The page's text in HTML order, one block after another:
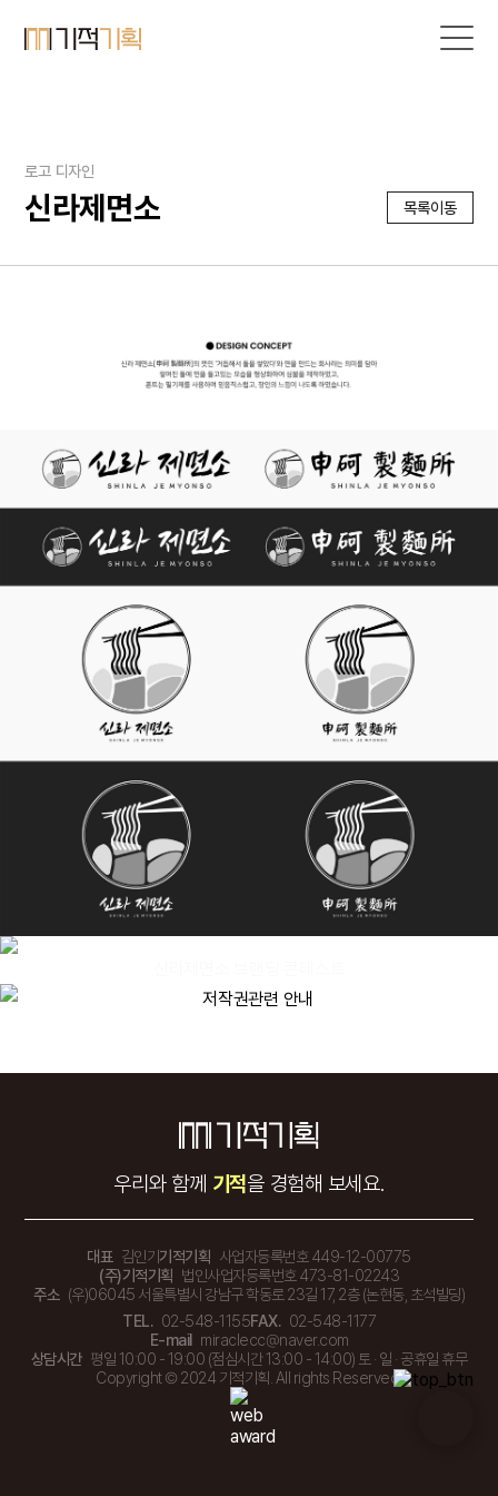
로고 디자인
신라제면소 목록이동
우리와 함께 기적을 경험해 보세요.
대표 김인기기적기획 사업자등록번호 449-12-00775
(주)기적기획 법인사업자등록번호 473-81-02243
주소 (우)06045 서울특별시 강남구 학동로 23길 17, 2층 (논현동, 초석빌딩)
TEL. 02-548-1155FAX. 02-548-1177
E-mail miraclecc@naver.com
상담시간 평일 10:00 - 19:00 (점심시간 13:00 - 14:00) 토 · 일 · 공휴일 휴무
Copyright © 2024 기적기획. All rights Reserved.